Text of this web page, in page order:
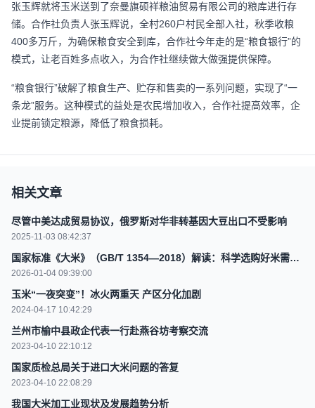
张玉辉就将玉米送到了奈曼旗硕祥粮油贸易有限公司的粮库进行存
储。合作社负责人张玉辉说，全村260户村民全部入社，秋季收粮
400多万斤，为确保粮食安全到库，合作社今年走的是“粮食银行”的
模式，让老百姓多点收入，为合作社继续做大做强提供保障。
“粮食银行”破解了粮食生产、贮存和售卖的一系列问题，实现了“一
条龙”服务。这种模式的益处是农民增加收入，合作社提高效率，企
业提前锁定粮源，降低了粮食损耗。
相关文章
尽管中美达成贸易协议，俄罗斯对华非转基因大豆出口不受影响
2025-11-03 08:42:37
国家标准《大米》（GB/T 1354—2018）解读：科学选购好米需了
解籼米、粳米、糯米之别及品质指标
2026-01-04 09:39:00
玉米“一夜突变”！冰火两重天 产区分化加剧
2024-04-17 10:42:29
兰州市榆中县政企代表一行赴燕谷坊考察交流
2023-04-10 22:10:12
国家质检总局关于进口大米问题的答复
2023-04-10 22:08:29
我国大米加工业现状及发展趋势分析